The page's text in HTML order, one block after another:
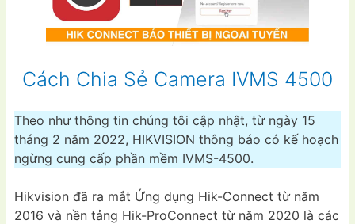
Cách Chia Sẻ Camera IVMS 4500
Theo như thông tin chúng tôi cập nhật, từ ngày 15
tháng 2 năm 2022, HIKVISION thông báo có kế hoạch
ngừng cung cấp phần mềm IVMS-4500.
Hikvision đã ra mắt Ứng dụng Hik-Connect từ năm
2016 và nền tảng Hik-ProConnect từ năm 2020 là các